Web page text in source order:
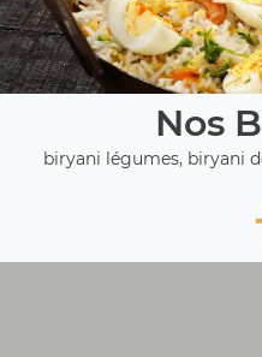
Nos
biryani légumes, biryani